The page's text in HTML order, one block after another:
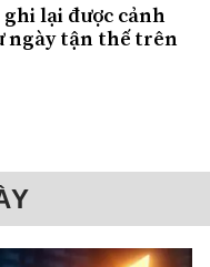
lại được cảnh
ngày tận thế trên